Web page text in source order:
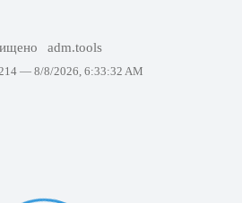
adm.tools
— 8/8/2026, 6:33:32 AM